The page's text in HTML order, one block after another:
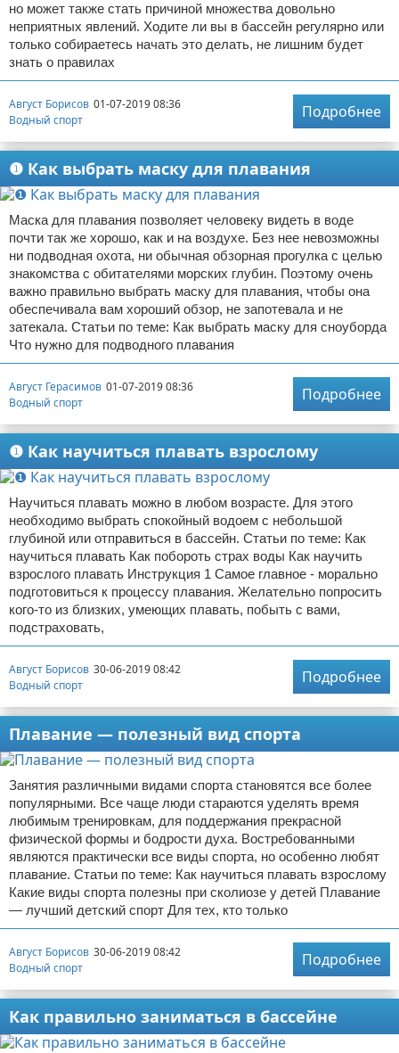
но может также стать причиной множества довольно
неприятных явлений. Ходите ли вы в бассейн регулярно или
только собираетесь начать это делать, не лишним будет
знать о правилах
Август Борисов 01-07-2019 08:36
Водный спорт
Подробнее
❶ Как выбрать маску для плавания
Маска для плавания позволяет человеку видеть в воде
почти так же хорошо, как и на воздухе. Без нее невозможны
ни подводная охота, ни обычная обзорная прогулка с целью
знакомства с обитателями морских глубин. Поэтому очень
важно правильно выбрать маску для плавания, чтобы она
обеспечивала вам хороший обзор, не запотевала и не
затекала. Статьи по теме: Как выбрать маску для сноуборда
Что нужно для подводного плавания
Август Герасимов 01-07-2019 08:36
Водный спорт
Подробнее
❶ Как научиться плавать взрослому
Научиться плавать можно в любом возрасте. Для этого
необходимо выбрать спокойный водоем с небольшой
глубиной или отправиться в бассейн. Статьи по теме: Как
научиться плавать Как побороть страх воды Как научить
взрослого плавать Инструкция 1 Самое главное - морально
подготовиться к процессу плавания. Желательно попросить
кого-то из близких, умеющих плавать, побыть с вами,
подстраховать,
Август Борисов 30-06-2019 08:42
Водный спорт
Подробнее
Плавание — полезный вид спорта
Занятия различными видами спорта становятся все более
популярными. Все чаще люди стараются уделять время
любимым тренировкам, для поддержания прекрасной
физической формы и бодрости духа. Востребованными
являются практически все виды спорта, но особенно любят
плавание. Статьи по теме: Как научиться плавать взрослому
Какие виды спорта полезны при сколиозе у детей Плавание
— лучший детский спорт Для тех, кто только
Август Борисов 30-06-2019 08:42
Водный спорт
Подробнее
Как правильно заниматься в бассейне